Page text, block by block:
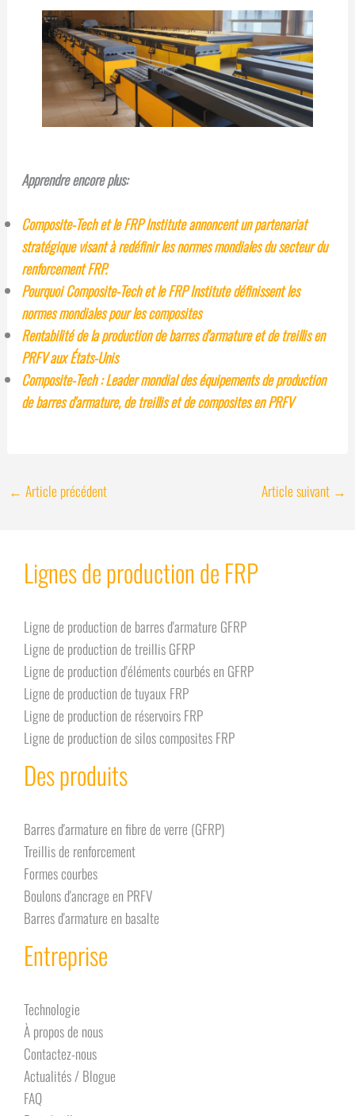
Apprendre encore plus:
Composite-Tech et le FRP Institute annoncent un partenariat
stratégique visant à redéfinir les normes mondiales du secteur du
renforcement FRP.
Pourquoi Composite-Tech et le FRP Institute définissent les
normes mondiales pour les composites
Rentabilité de la production de barres d'armature et de treillis en
PRFV aux États-Unis
Composite-Tech : Leader mondial des équipements de production
de barres d'armature, de treillis et de composites en PRFV
← Article précédent Article suivant →
Lignes de production de FRP
Ligne de production de barres d'armature GFRP
Ligne de production de treillis GFRP
Ligne de production d'éléments courbés en GFRP
Ligne de production de tuyaux FRP
Ligne de production de réservoirs FRP
Ligne de production de silos composites FRP
Des produits
Barres d'armature en fibre de verre (GFRP)
Treillis de renforcement
Formes courbes
Boulons d'ancrage en PRFV
Barres d'armature en basalte
Entreprise
Technologie
À propos de nous
Contactez-nous
Actualités / Blogue
FAQ